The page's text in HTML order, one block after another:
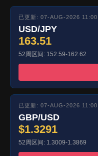
已更新: 07-AUG-2026 11:00
USD/JPY
163.51
52周区间: 152.59-162.62
已更新: 07-AUG-2026 11:00
GBP/USD
$1.3291
52周区间: 1.3009-1.3869